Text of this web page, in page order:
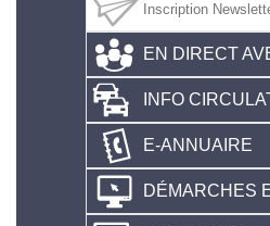
EN DIRECT
INFO
E-ANNUAIRE
DÉMARCHES